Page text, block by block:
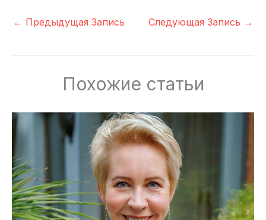
← Предыдущая Запись Следующая Запись →
Похожие статьи